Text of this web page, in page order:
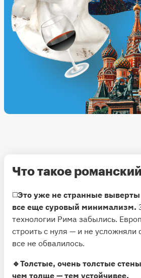
Что такое романский
◻️Это уже не странные
все еще суровый минимализм.
технологии Рима забылись.
строить с нуля — и не
все не обвалилось.
🔹Толстые, очень толстые
чем толще — тем устойчивее.